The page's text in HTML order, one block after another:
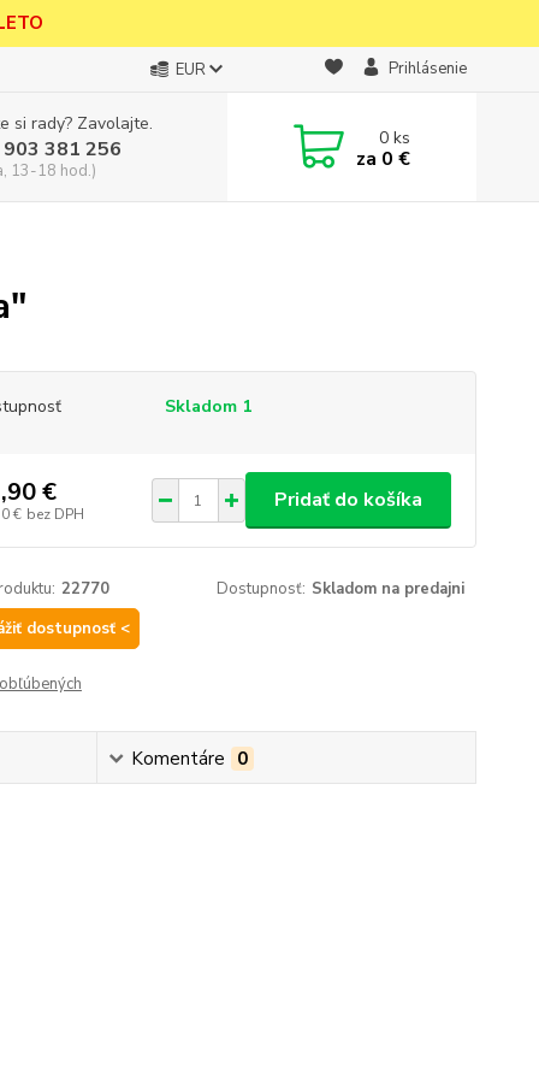
EUR Prihlásenie
si rady? Zavolajte.
381 256
13-18 hod.)
0ks
za 0 €
Skladom 1
€
€ bez DPH
Pridať do košíka
22770 Dostupnosť: Skladom na predajni
dostupnosť <
Komentáre 0